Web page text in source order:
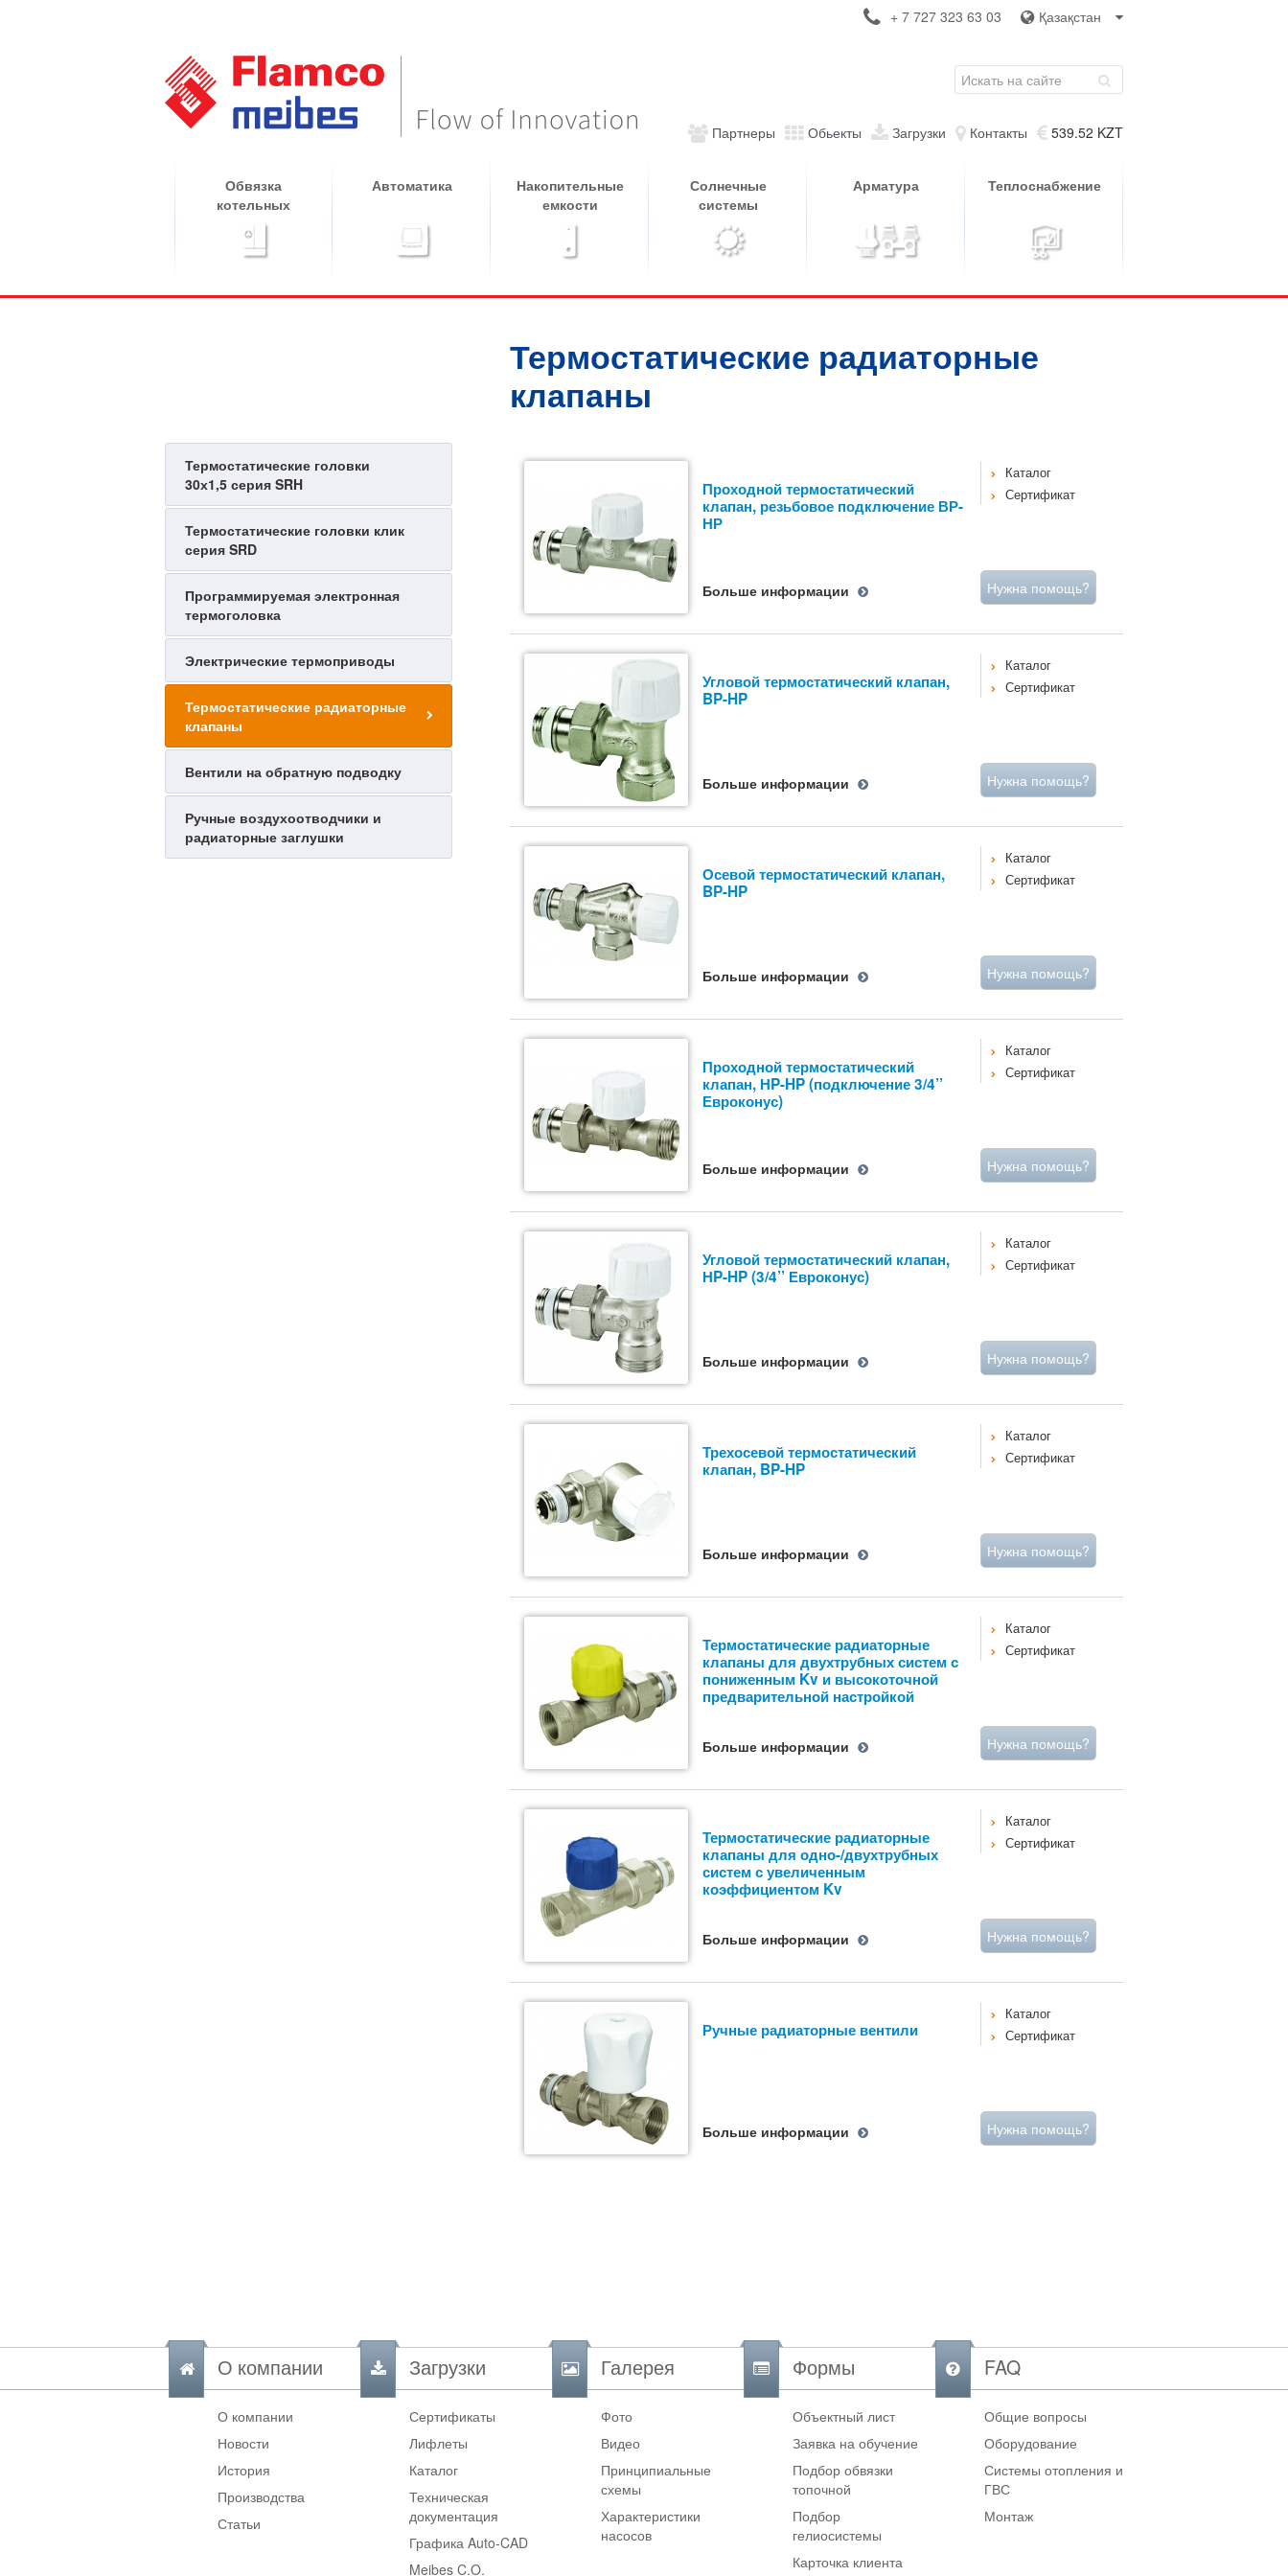
Қазақстан
+ 7 727 323 63 03
Партнеры Обьекты Загрузки Контакты 539.52 KZT
Обвязка
котельных
Автоматика
Накопительные
емкости
Солнечные
системы
Арматура Теплоснабжение
Термостатические радиаторные
клапаны
Термостатические головки
30х1,5 серия SRH
Термостатические головки клик
серия SRD
Программируемая электронная
термоголовка
Электрические термоприводы
Термостатические радиаторные
клапаны
Вентили на обратную подводку
Ручные воздухоотводчики и
радиаторные заглушки
Проходной термостатический
клапан, резьбовое подключение ВР-
НР
Больше информации
Каталог
Сертификат
Нужна помощь?
Угловой термостатический клапан,
BP-HP
Больше информации
Каталог
Сертификат
Нужна помощь?
Осевой термостатический клапан,
BP-HP
Больше информации
Каталог
Сертификат
Нужна помощь?
Проходной термостатический
клапан, НP-HP (подключение 3/4’’
Евроконус)
Больше информации
Каталог
Сертификат
Нужна помощь?
Угловой термостатический клапан,
НP-HP (3/4’’ Евроконус)
Больше информации
Каталог
Сертификат
Нужна помощь?
Трехосевой термостатический
клапан, BP-HP
Больше информации
Каталог
Сертификат
Нужна помощь?
Термостатические радиаторные
клапаны для двухтрубных систем с
пониженным Kv и высокоточной
предварительной настройкой
Больше информации
Каталог
Сертификат
Нужна помощь?
Термостатические радиаторные
клапаны для одно-/двухтрубных
систем с увеличенным
коэффициентом Kv
Больше информации
Каталог
Сертификат
Нужна помощь?
Ручные радиаторные вентили
Больше информации
Каталог
Сертификат
Нужна помощь?
О компании
О компании
Новости
История
Производства
Статьи
Загрузки
Сертификаты
Лифлеты
Каталог
Техническая
документация
Графика Auto-CAD
Meibes C.O.
Галерея
Фото
Видео
Принципиальные
схемы
Характеристики
насосов
Формы
Объектный лист
Заявка на обучение
Подбор обвязки
топочной
Подбор
гелиосистемы
Карточка клиента
FAQ
Общие вопросы
Оборудование
Системы отопления и
ГВС
Монтаж